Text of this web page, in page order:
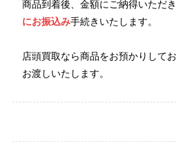
商品到着後、金額にご納得いただ
にお振込み手続きいたします。
店頭買取なら商品をお預かりして
お渡しいたします。